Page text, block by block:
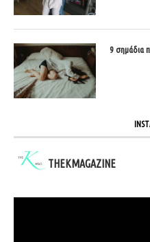
9 σημάδια
THEKMAGAZINE